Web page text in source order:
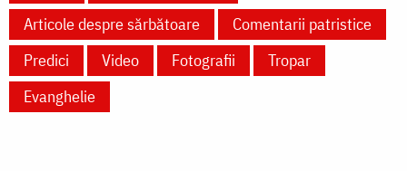
Articole despre sărbătoare
Comentarii patristice
Predici
Video Fotografii
Tropar
Evanghelie